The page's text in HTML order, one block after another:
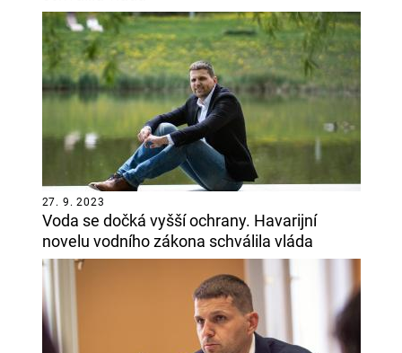
Voda se dočká vyšší ochrany. Havarijní
novelu vodního zákona schválila vláda
27. 9. 2023